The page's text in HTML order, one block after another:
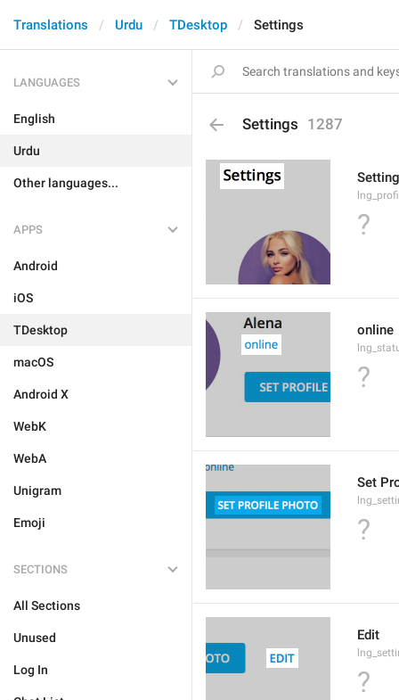
Translations Urdu TDesktop Settings
LANGUAGES
English
Urdu
Other languages...
APPS
Android
iOS
TDesktop
macOS
Android X
WebK
WebA
Unigram
Emoji
SECTIONS
All Sections
Unused
Log In
Settings 1287
?
online
?
Set
?
Edit
?